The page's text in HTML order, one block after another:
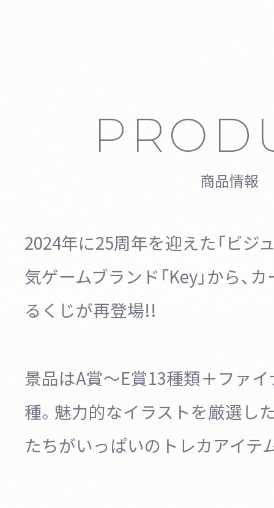
商品情報
2024年に25周年を迎えた「ビジ
気ゲームブランド「Key」から、 カ
るくじが再登場!!
景品はA賞～E賞13種類＋ファ
種。 魅力的なイラストを厳選し
たちがいっぱいのトレカアイテ